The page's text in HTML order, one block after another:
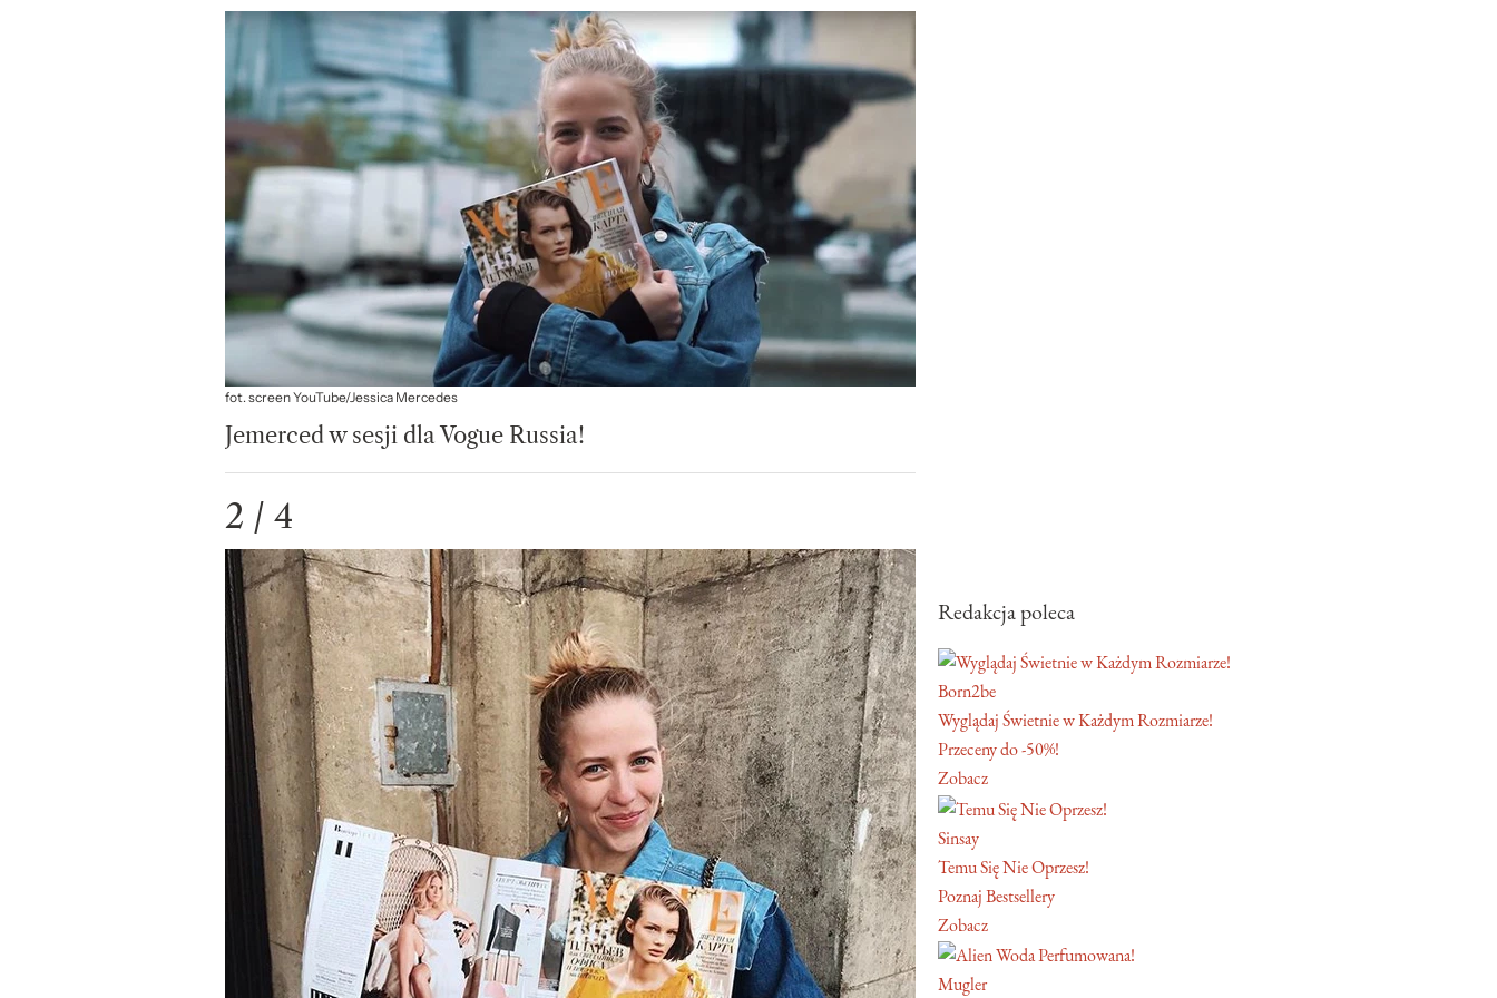
fot. screen YouTube/Jessica Mercedes
Jemerced w sesji dla Vogue Russia!
2 / 4
Redakcja poleca
Born2be
Wyglądaj Świetnie w Każdym Rozmiarze!
Przeceny do -50%!
Zobacz
Sinsay
Temu Się Nie Oprzesz!
Poznaj Bestsellery
Zobacz
Mugler